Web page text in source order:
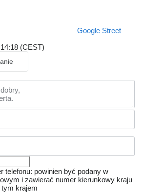
Google Street
(CEST)
telefonu: powinien być podany w
i zawierać numer kierunkowy kraju
tym krajem